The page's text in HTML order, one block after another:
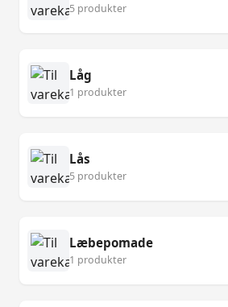
5 produkter
Låg
1 produkter
Lås
5 produkter
Læbepomade
1 produkter